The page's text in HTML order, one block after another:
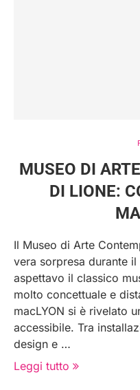
MUSEO DI
DI LIONE:
Il Museo di Arte
vera sorpresa durante
aspettavo il classico
molto concettuale e
macLYON si è rivelato
accessibile. Tra
design e …
Leggi tutto